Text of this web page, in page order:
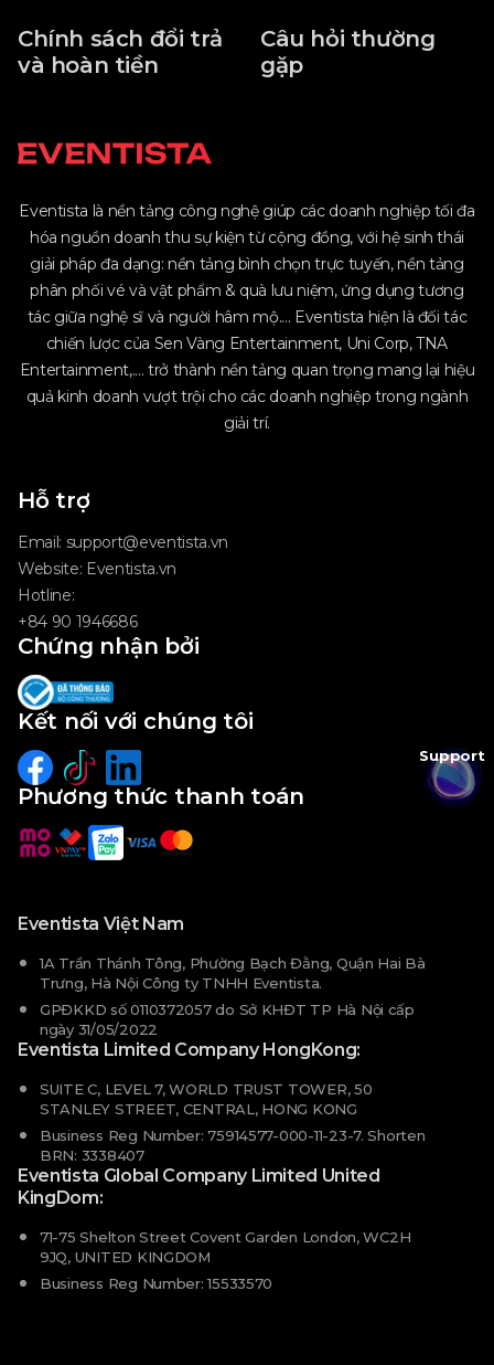
Chính sách đổi trả
và hoàn tiền
Câu hỏi thường
gặp
Eventista là nền tảng công nghệ giúp các doanh nghiệp tối đa
hóa nguồn doanh thu sự kiện từ cộng đồng, với hệ sinh thái
giải pháp đa dạng: nền tảng bình chọn trực tuyến, nền tảng
phân phối vé và vật phẩm & quà lưu niệm, ứng dụng tương
tác giữa nghệ sĩ và người hâm mộ.... Eventista hiện là đối tác
chiến lược của Sen Vàng Entertainment, Uni Corp, TNA
Entertainment,.... trở thành nền tảng quan trọng mang lại hiệu
quả kinh doanh vượt trội cho các doanh nghiệp trong ngành
giải trí.
Hỗ trợ
Email: support@eventista.vn
Website: Eventista.vn
Hotline:
+84 90 1946686
Chứng nhận bởi
Kết nối với chúng tôi
Phương thức thanh toán
Eventista Việt Nam
1A Trần Thánh Tông, Phường Bạch Đằng, Quận Hai Bà
Trưng, Hà Nội Công ty TNHH Eventista.
GPĐKKD số 0110372057 do Sở KHĐT TP Hà Nội cấp
ngày 31/05/2022
Eventista Limited Company HongKong:
SUITE C, LEVEL 7, WORLD TRUST TOWER, 50
STANLEY STREET, CENTRAL, HONG KONG
Business Reg Number: 75914577-000-11-23-7. Shorten
BRN: 3338407
Eventista Global Company Limited United
KingDom:
71-75 Shelton Street Covent Garden London, WC2H
9JQ, UNITED KINGDOM
Business Reg Number: 15533570
Support